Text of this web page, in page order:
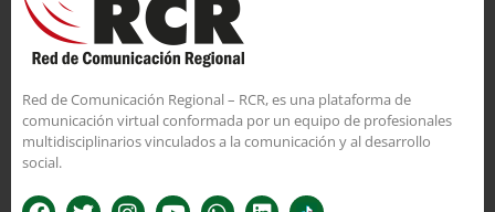
Red de Comunicación Regional – RCR, es una plataforma de
comunicación virtual conformada por un equipo de profesionales
multidisciplinarios vinculados a la comunicación y al desarrollo
social.